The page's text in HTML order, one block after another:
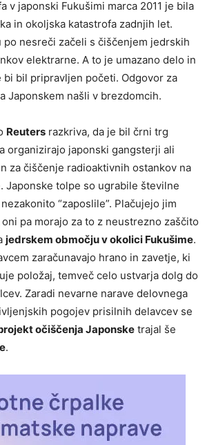
v japonski Fukušimi marca 2011 je bila
in okoljska katastrofa zadnjih let.
po nesreči začeli s čiščenjem jedrskih
elektrarne. A to je umazano delo in
bi bil pripravljen početi. Odgovor za
Japonskem našli v brezdomcih.
Reuters razkriva, da je bil črni trg
organizirajo japonski gangsterji ali
za čiščenje radioaktivnih ostankov na
Japonske tolpe so ugrabile številne
“zaposlile”. Plačujejo jim
pa morajo za to z neustrezno zaščito
jedrskem območju v okolici Fukušime.
zaračunavajo hrano in zavetje, ki
položaj, temveč celo ustvarja dolg do
Zaradi nevarne narave delovnega
pogojev prisilnih delavcev se
očiščenja Japonske trajal še
.